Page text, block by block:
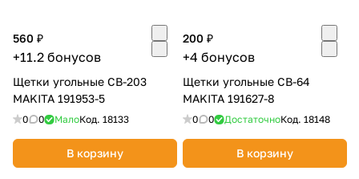
560 ₽
+11.2 бонусов
Щетки угольные CB-203
MAKITA 191953-5
0 0 МалоКод. 18133
В корзину
200 ₽
+4 бонусов
Щетки угольные CB-64
MAKITA 191627-8
0 0 ДостаточноКод. 18148
В корзину
раз в 2 недели